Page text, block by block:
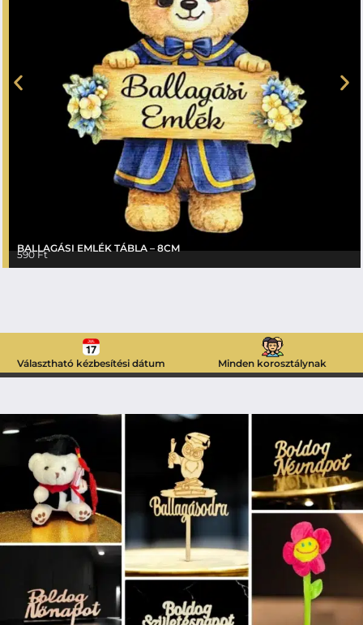
BALLAGÁSI EMLÉK TÁBLA – 8CM
590Ft
Választható kézbesítési dátum Minden korosztálynak